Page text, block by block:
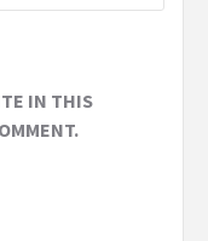
IN THIS